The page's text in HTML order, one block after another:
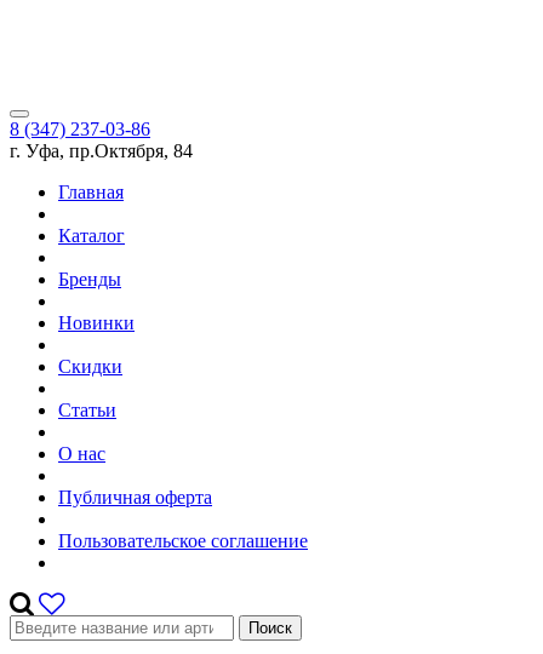
8 (347) 237-03-86
г. Уфа, пр.Октября, 84
Главная
Каталог
Бренды
Новинки
Скидки
Статьи
О нас
Публичная оферта
Пользовательское соглашение
Поиск